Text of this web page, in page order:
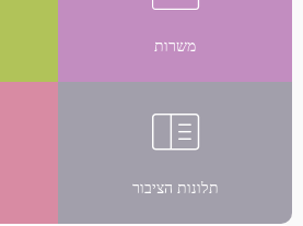
משרות
תלונות הציבור